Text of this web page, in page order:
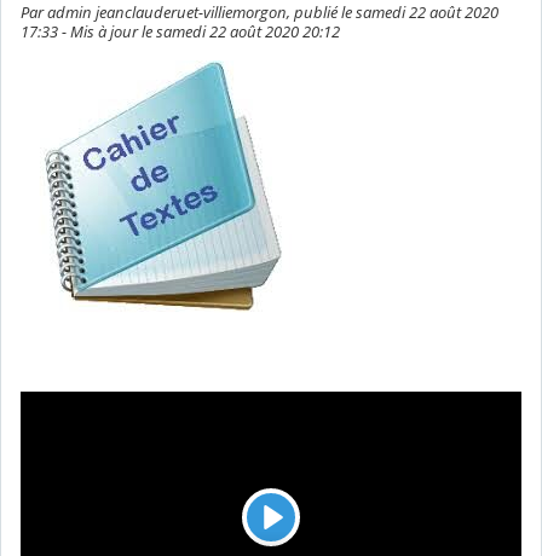
Par admin jeanclauderuet-villiemorgon, publié le samedi 22 août 2020
17:33 - Mis à jour le samedi 22 août 2020 20:12
L